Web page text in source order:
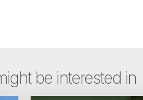
be interested in